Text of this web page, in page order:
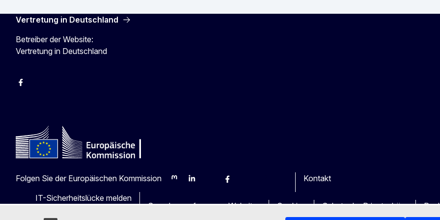
Vertretung in Deutschland
Betreiber der Website:
Vertretung in Deutschland
facebook
Folgen Sie der Europäischen Kommission
MastodonLinkedInBlueskyFacebook
Kontakt
IT-Sicherheitslücke melden
Sprachen auf unseren Websites
Cookies Schutz der Privatsphäre